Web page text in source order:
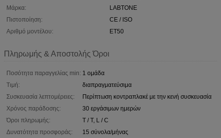
Μάρκα:
LABTONE
Πιστοποίηση:
CE / ISO
Αριθμό μοντέλου:
ET50
Πληρωμής & Αποστολής Όροι
Ποσότητα παραγγελίας min: 1 ομάδα
Τιμή:
διαπραγματεύσιμα
Συσκευασία λεπτομέρειες:
Περίπτωση κοντραπλακέ με την κενή συσκευασία
Χρόνος παράδοσης:
30 εργάσιμων ημερών
Όροι πληρωμής:
T / T, L / C
Δυνατότητα προσφοράς:
15 σύνολα/μήνας